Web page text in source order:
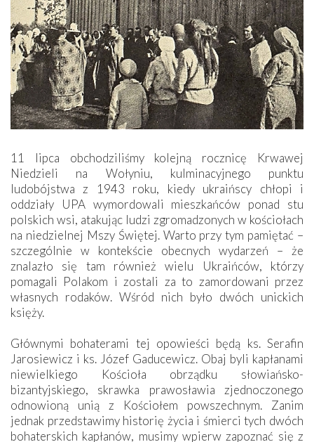
11 lipca obchodziliśmy kolejną rocznicę Krwawej
Niedzieli na Wołyniu, kulminacyjnego punktu
ludobójstwa z 1943 roku, kiedy ukraińscy chłopi i
oddziały UPA wymordowali mieszkańców ponad stu
polskich wsi, atakując ludzi zgromadzonych w kościołach
na niedzielnej Mszy Świętej. Warto przy tym pamiętać –
szczególnie w kontekście obecnych wydarzeń – że
znalazło się tam również wielu Ukraińców, którzy
pomagali Polakom i zostali za to zamordowani przez
własnych rodaków. Wśród nich było dwóch unickich
księży.
Głównymi bohaterami tej opowieści będą ks. Serafin
Jarosiewicz i ks. Józef Gaducewicz. Obaj byli kapłanami
niewielkiego Kościoła obrządku słowiańsko-
bizantyjskiego, skrawka prawosławia zjednoczonego
odnowioną unią z Kościołem powszechnym. Zanim
jednak przedstawimy historię życia i śmierci tych dwóch
bohaterskich kapłanów, musimy wpierw zapoznać się z